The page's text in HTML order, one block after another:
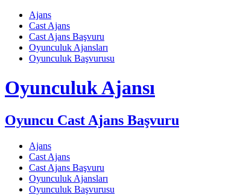
Skip
content
Ajans
Cast Ajans
Cast Ajans Başvuru
Oyunculuk Ajansları
Oyunculuk Başvurusu
Oyunculuk Ajansı
Oyuncu Cast Ajans Başvuru
Ajans
Cast Ajans
Cast Ajans Başvuru
Oyunculuk Ajansları
Oyunculuk Başvurusu